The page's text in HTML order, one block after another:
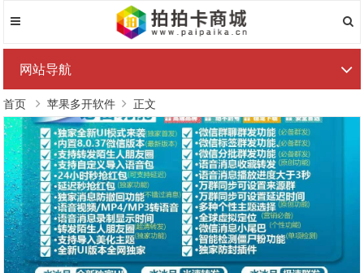
网站导航
首页 苹果多开软件 正文